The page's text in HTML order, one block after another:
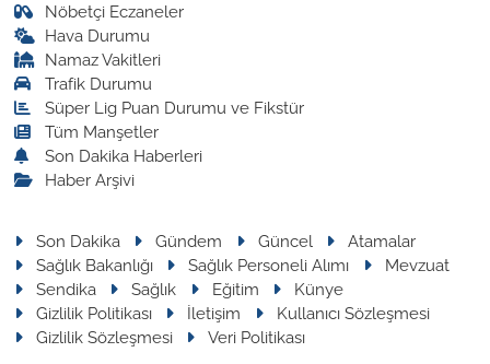
Nöbetçi Eczaneler
Hava Durumu
Namaz Vakitleri
Trafik Durumu
Süper Lig Puan Durumu ve Fikstür
Tüm Manşetler
Son Dakika Haberleri
Haber Arşivi
Son Dakika Gündem Güncel
Atamalar
Sağlık Bakanlığı
Sağlık Personeli Alımı
Mevzuat
Sendika
Sağlık Eğitim
Künye
Gizlilik Politikası
İletişim
Kullanıcı Sözleşmesi
Gizlilik Sözleşmesi
Veri Politikası